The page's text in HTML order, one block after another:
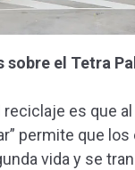
sobre el Tetra
es que al
permite que
vida y se